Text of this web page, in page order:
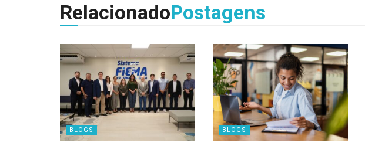
RelacionadoPostagens
BLOGS BLOGS